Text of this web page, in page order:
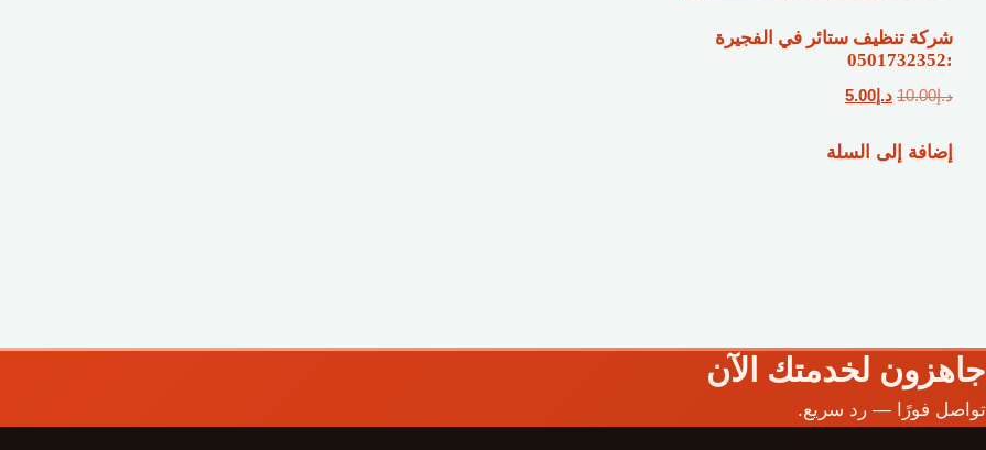
شركة تنظيف ستائر في الفجيرة
:0501732352
د.إ10.00 السعر
هو:
د.إ 5.00السعر
هو:
إضافة إلى السلة
جاهزون لخدمتك الآن
تواصل فورًا — رد سريع.